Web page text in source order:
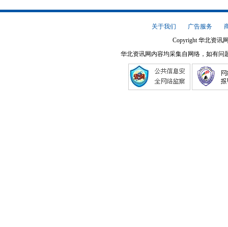
关于我们 广告服务
Copyright 华北资讯
华北资讯网内容均采集自网络，如有问